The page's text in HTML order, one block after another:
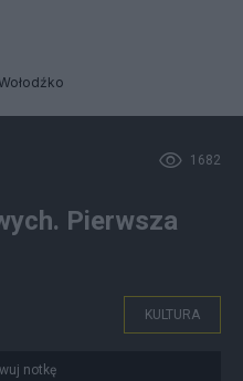
1682
Pierwsza
KULTURA
notkę